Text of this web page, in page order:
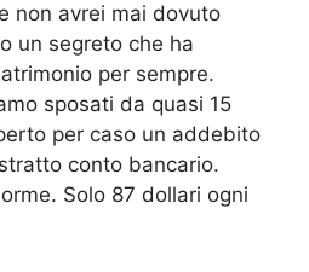
non avrei mai dovuto
un segreto che ha
per sempre.
sposati da quasi 15
per caso un addebito
conto bancario.
Solo 87 dollari ogni